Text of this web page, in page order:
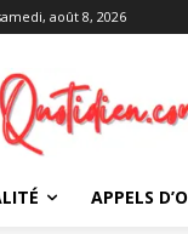
août 8, 2026
APPELS